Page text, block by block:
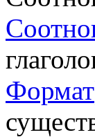
Формат